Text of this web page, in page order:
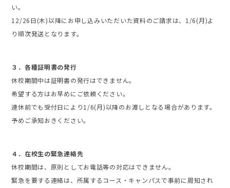
い。
12/26日(木)以降にお申し込みいただいた資料のご請求は、1/6(月)よ
り順次発送となります。
３．各種証明書の発行
休校期間中は証明書の発行はできません。
希望する方はお早めにご依頼ください。
連休前でも受付日により1/6(月)以降のお渡しとなる場合があります。
予めご承知おきください。
４．在校生の緊急連絡先
休校期間は、原則としてお電話等の対応はできません。
緊急を要する連絡は、所属するコース・キャンパスで事前に周知され